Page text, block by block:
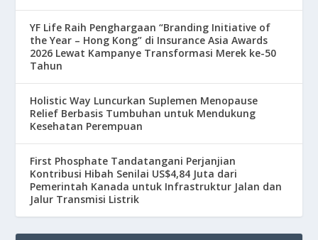
YF Life Raih Penghargaan “Branding Initiative of
the Year – Hong Kong” di Insurance Asia Awards
2026 Lewat Kampanye Transformasi Merek ke-50
Tahun
Holistic Way Luncurkan Suplemen Menopause
Relief Berbasis Tumbuhan untuk Mendukung
Kesehatan Perempuan
First Phosphate Tandatangani Perjanjian
Kontribusi Hibah Senilai US$4,84 Juta dari
Pemerintah Kanada untuk Infrastruktur Jalan dan
Jalur Transmisi Listrik